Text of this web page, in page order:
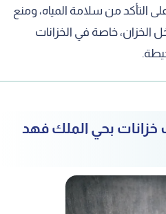
التأكد من سلامة المياه، ومنع
الخزان، خاصة في الخزانات
بحي الملك فهد